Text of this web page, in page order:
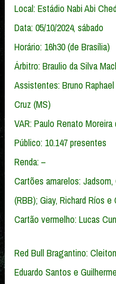
Local: Estádio Nabi Abi
Data: 05/10/2024, sábado
Horário: 16h30 (de Brasília)
Árbitro: Braulio da Silva
Assistentes: Bruno
Cruz (MS)
VAR: Paulo Renato
Público: 10.147 presentes
Renda: –
Cartões amarelos:
(RBB); Giay, Richard Ríos e
Cartão vermelho: Lucas
Red Bull Bragantino:
Eduardo Santos e